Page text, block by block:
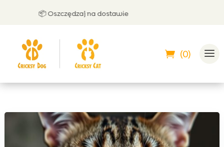
📦 Oszczędzaj na dostawie
(0)